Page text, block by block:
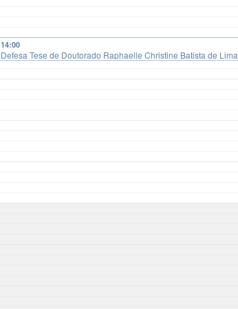
14:00
Defesa Tese de Doutorado Raphaelle Christine Batista de Lima